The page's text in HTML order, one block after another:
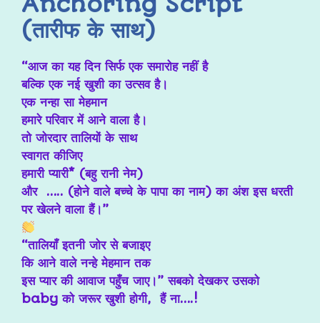
(तारीफ के साथ)
“आज का यह दिन सिर्फ एक समारोह नहीं है
बल्कि एक नई खुशी का उत्सव है।
एक नन्हा सा मेहमान
हमारे परिवार में आने वाला है।
तो जोरदार तालियों के साथ
स्वागत कीजिए
हमारी प्यारी* (बहु रानी नेम)
और ….. (होने वाले बच्चे के पापा का नाम) का अंश इस धरती
पर खेलने वाला हैं।”
“तालियाँ इतनी जोर से बजाइए
कि आने वाले नन्हे मेहमान तक
इस प्यार की आवाज पहुँच जाए।” सबको देखकर उसको
baby को जरूर खुशी होगी, हैं ना….!